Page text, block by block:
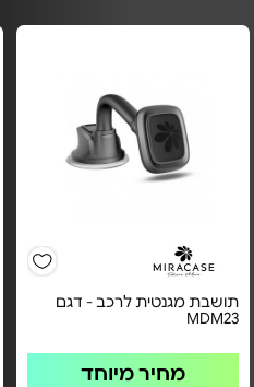
תושבת מגנטית לרכב - דגם
MDM23
מחיר מיוחד